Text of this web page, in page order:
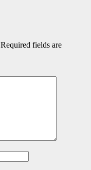
Required fields are